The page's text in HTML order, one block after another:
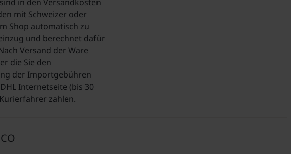
mit Schweizer oder
Shop automatisch zu
und berechnet dafür
Versand der Ware
die Sie den
der Importgebühren
Internetseite (bis 30
zahlen.